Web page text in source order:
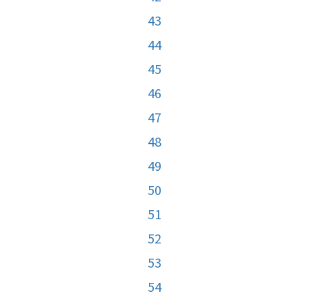
43
44
45
46
47
48
49
50
51
52
53
54